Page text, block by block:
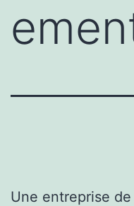
Une entreprise